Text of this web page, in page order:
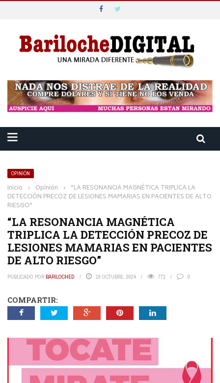
OPINIÓN
Inicio › Opinión › “LA RESONANCIA MAGNÉTICA TRIPLICA LA
DETECCIÓN PRECOZ DE LESIONES MAMARIAS EN PACIENTES DE ALTO
RIESGO”
“LA RESONANCIA MAGNÉTICA
TRIPLICA LA DETECCIÓN PRECOZ DE
LESIONES MAMARIAS EN PACIENTES
DE ALTO RIESGO”
PUBLICADO POR BARILOCHED 19 OCTUBRE, 2024 771 0
COMPARTIR: